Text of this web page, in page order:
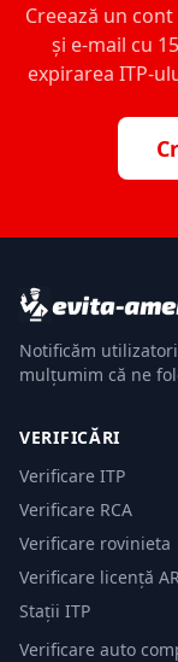
Creează un
și e-mail cu
expirarea ITP-
Notificăm
mulțumim că ne
VERIFICĂRI
Verificare ITP
Verificare RCA
Verificare rovinieta
Verificare licență
Stații ITP
Verificare auto